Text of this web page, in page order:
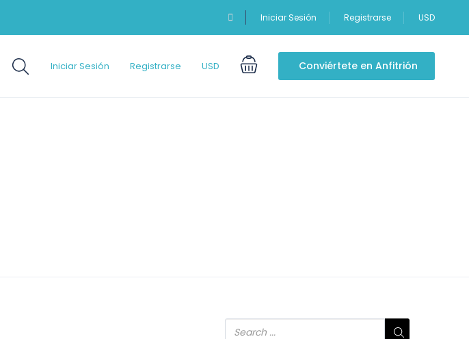
Iniciar Sesión Registrarse USD
Iniciar Sesión Registrarse USD Conviértete en Anfitrión